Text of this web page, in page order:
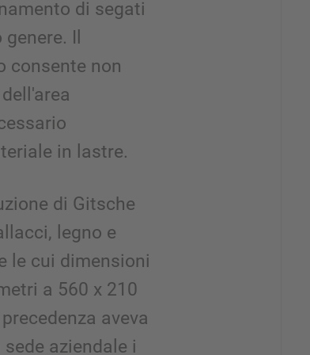
di segati
Il
consente non
in lastre.
di Gitsche
legno e
le cui dimensioni
a 560 x 210
aveva
aziendale i